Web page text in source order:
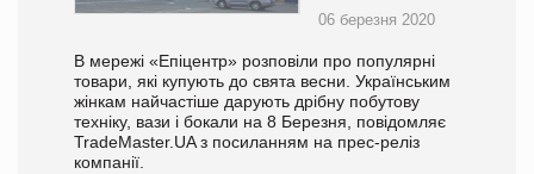
06 березня 2020
В мережі «Епіцентр» розповіли про популярні
товари, які купують до свята весни. Українським
жінкам найчастіше дарують дрібну побутову
техніку, вази і бокали на 8 Березня, повідомляє
TradeMaster.UA з посиланням на прес-реліз
компанії.